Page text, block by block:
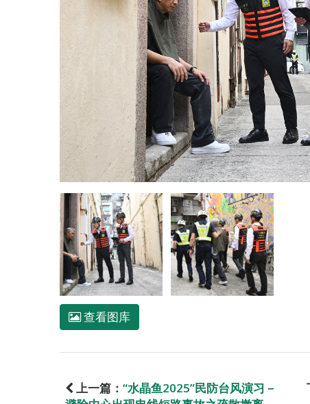
查看图库
上一篇： “水晶鱼2025”民防台风演习－